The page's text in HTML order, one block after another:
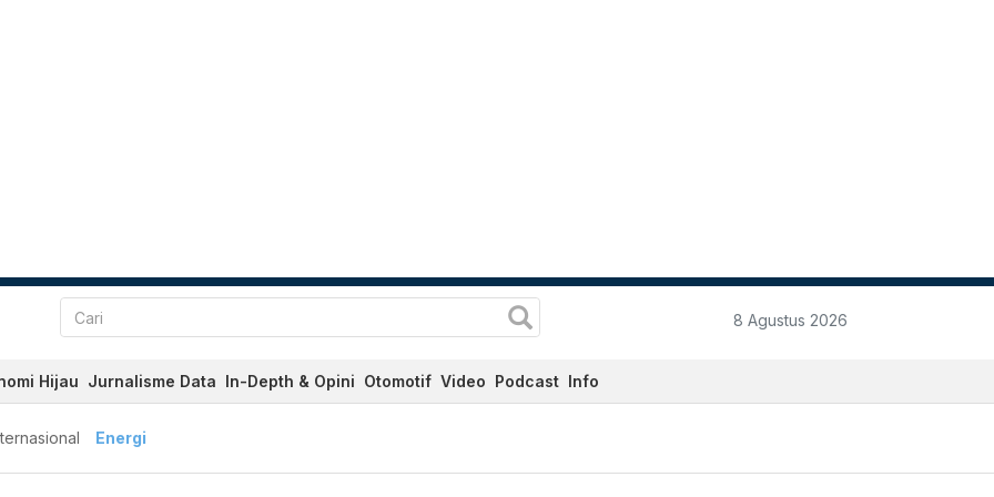
8 Agustus 2026
Hijau Jurnalisme Data In-Depth & Opini Otomotif Video Podcast Info
Energi